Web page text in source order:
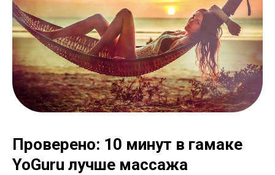
Проверено: 10 минут в гамаке
YoGuru лучше массажа